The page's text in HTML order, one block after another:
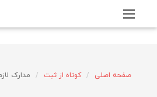
صفحه اصلی کوتاه از ثبت مدارک